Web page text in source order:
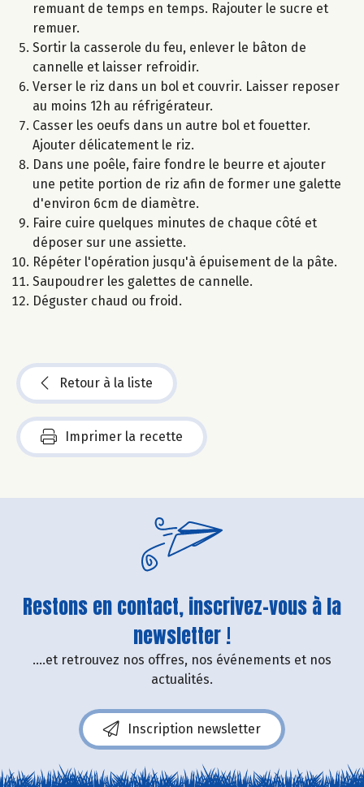
remuant de temps en temps. Rajouter le sucre et
remuer.
Sortir la casserole du feu, enlever le bâton de
cannelle et laisser refroidir.
Verser le riz dans un bol et couvrir. Laisser reposer
au moins 12h au réfrigérateur.
Casser les oeufs dans un autre bol et fouetter.
Ajouter délicatement le riz.
Dans une poêle, faire fondre le beurre et ajouter
une petite portion de riz afin de former une galette
d'environ 6cm de diamètre.
Faire cuire quelques minutes de chaque côté et
déposer sur une assiette.
Répéter l'opération jusqu'à épuisement de la pâte.
Saupoudrer les galettes de cannelle.
Déguster chaud ou froid.
Retour à la liste
Imprimer la recette
Restons en contact, inscrivez-vous à la
newsletter !
....et retrouvez nos offres, nos événements et nos
actualités.
Inscription newsletter